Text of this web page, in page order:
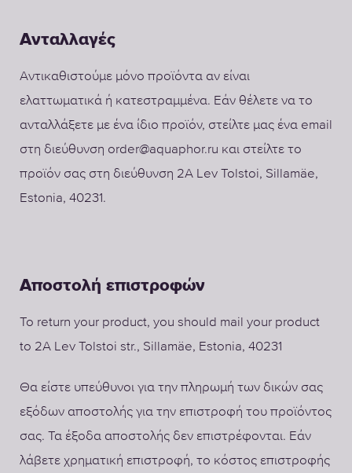
Ανταλλαγές
Αντικαθιστούμε μόνο προϊόντα αν είναι
ελαττωματικά ή κατεστραμμένα. Εάν θέλετε να το
ανταλλάξετε με ένα ίδιο προϊόν, στείλτε μας ένα email
στη διεύθυνση order@aquaphor.ru και στείλτε το
προϊόν σας στη διεύθυνση 2A Lev Tolstoi, Sillamäe,
Estonia, 40231.
Αποστολή επιστροφών
To return your product, you should mail your product
to 2A Lev Tolstoi str., Sillamäe, Estonia, 40231
Θα είστε υπεύθυνοι για την πληρωμή των δικών σας
εξόδων αποστολής για την επιστροφή του προϊόντος
σας. Τα έξοδα αποστολής δεν επιστρέφονται. Εάν
λάβετε χρηματική επιστροφή, το κόστος επιστροφής